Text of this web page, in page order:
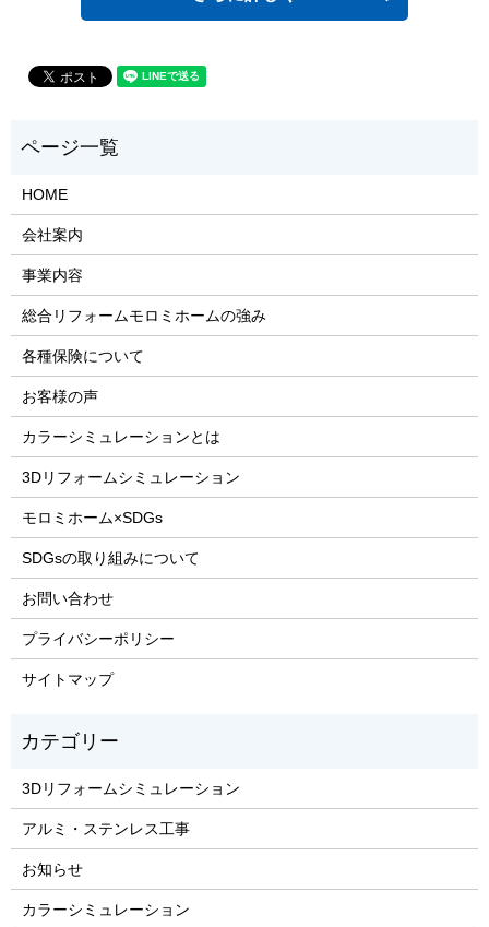
HOME
会社案内
事業内容
総合リフォームモロミホームの強み
各種保険について
お客様の声
カラーシミュレーションとは
3Dリフォームシミュレーション
モロミホーム×SDGs
SDGsの取り組みについて
お問い合わせ
プライバシーポリシー
サイトマップ
3Dリフォームシミュレーション
アルミ・ステンレス工事
お知らせ
カラーシミュレーション